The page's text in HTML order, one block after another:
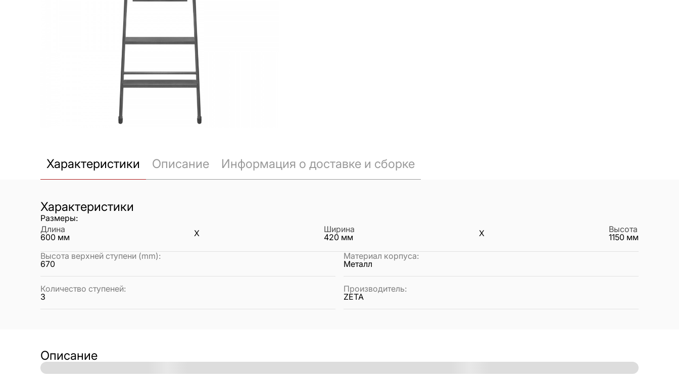
Характеристики Описание Информация о доставке и сборке
Характеристики
Размеры:
Длина
600 мм X
Ширина
420 мм X
Высота
1150 мм
Высота верхней ступени (mm):
670
Материал корпуса:
Металл
Количество ступеней:
3
Производитель:
ZETA
Описание